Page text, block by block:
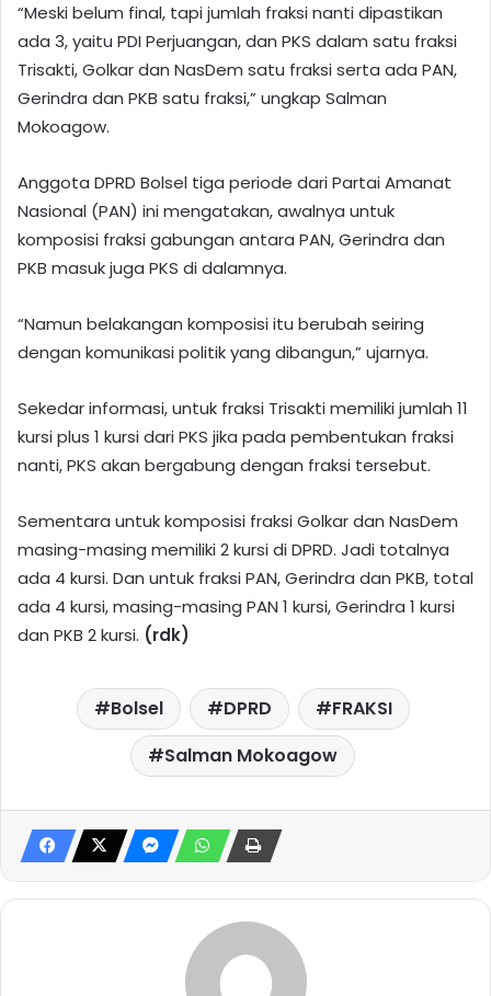
“Meski belum final, tapi jumlah fraksi nanti dipastikan
ada 3, yaitu PDI Perjuangan, dan PKS dalam satu fraksi
Trisakti, Golkar dan NasDem satu fraksi serta ada PAN,
Gerindra dan PKB satu fraksi,” ungkap Salman
Mokoagow.
Anggota DPRD Bolsel tiga periode dari Partai Amanat
Nasional (PAN) ini mengatakan, awalnya untuk
komposisi fraksi gabungan antara PAN, Gerindra dan
PKB masuk juga PKS di dalamnya.
“Namun belakangan komposisi itu berubah seiring
dengan komunikasi politik yang dibangun,” ujarnya.
Sekedar informasi, untuk fraksi Trisakti memiliki jumlah 11
kursi plus 1 kursi dari PKS jika pada pembentukan fraksi
nanti, PKS akan bergabung dengan fraksi tersebut.
Sementara untuk komposisi fraksi Golkar dan NasDem
masing-masing memiliki 2 kursi di DPRD. Jadi totalnya
ada 4 kursi. Dan untuk fraksi PAN, Gerindra dan PKB, total
ada 4 kursi, masing-masing PAN 1 kursi, Gerindra 1 kursi
dan PKB 2 kursi. (rdk)
Bolsel DPRD
FRAKSI
Salman Mokoagow